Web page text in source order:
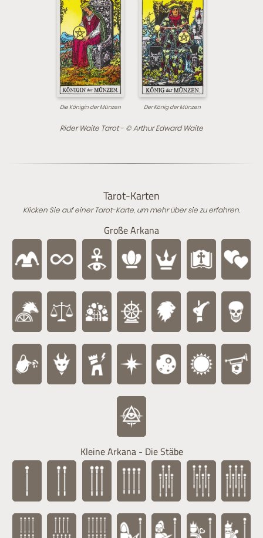
Die Königin der Münzen Der König der Münzen
Rider Waite Tarot - © Arthur Edward Waite
Tarot-Karten
Klicken Sie auf einer Tarot-Karte, um mehr über sie zu erfahren.
Große Arkana
Kleine Arkana - Die Stäbe